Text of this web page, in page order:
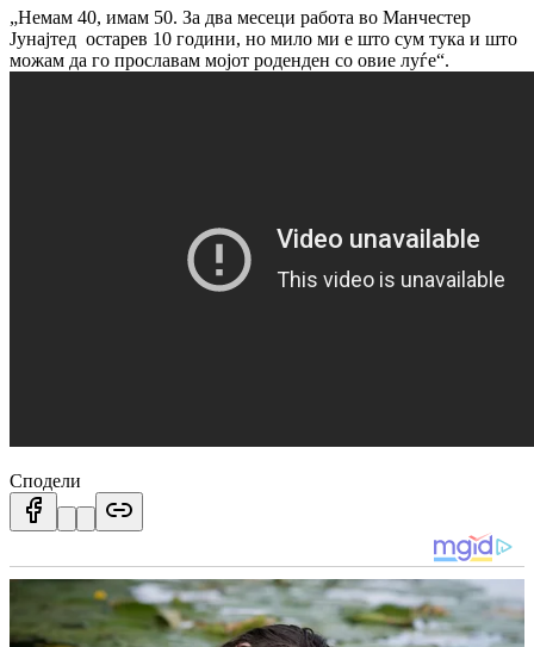
„Немам 40, имам 50. За два месеци работа во Манчестер
Јунајтед остарев 10 години, но мило ми е што сум тука и што
можам да го прославам мојот роденден со овие луѓе“.
Сподели